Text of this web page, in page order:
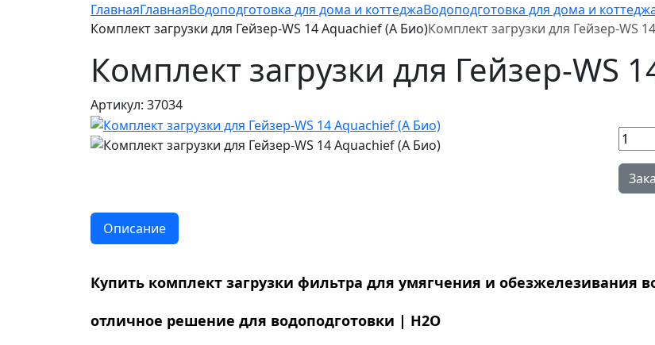
ГлавнаяГлавнаяВодоподготовка для дома и коттеджаВодоподготовка для дома и
Комплект загрузки для Гейзер-WS 14 Aquachief (A Био)Комплект загрузки для Гейзер-WS
Комплект загрузки для Гейзер-WS
Артикул: 37034
Описание
Купить комплект загрузки фильтра для умягчения и обезжелезивания
отличное решение для водоподготовки | Н2О